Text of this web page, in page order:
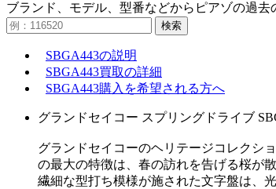
ブランド、モデル、型番などからピアゾの過
検索
SBGA443の説明
SBGA443買取の詳細
SBGA443購入を希望される方へ
グランドセイコー スプリングドライブ
グランドセイコーのヘリテージコレクシ
の最大の特徴は、春の訪れを告げる桜が
繊細な型打ち模様が施された文字盤は、